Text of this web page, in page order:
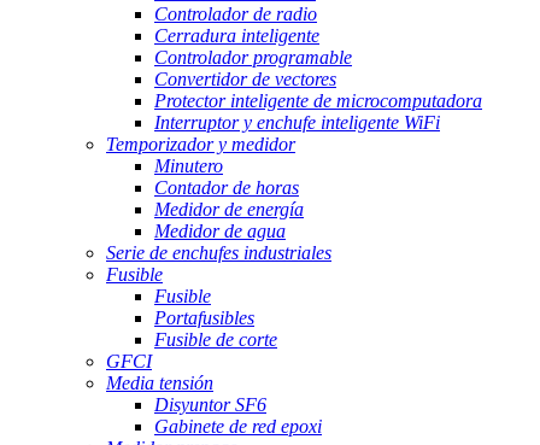
Controlador de radio
Cerradura inteligente
Controlador programable
Convertidor de vectores
Protector inteligente de microcomputadora
Interruptor y enchufe inteligente WiFi
Temporizador y medidor
Minutero
Contador de horas
Medidor de energía
Medidor de agua
Serie de enchufes industriales
Fusible
Fusible
Portafusibles
Fusible de corte
GFCI
Media tensión
Disyuntor SF6
Gabinete de red epoxi